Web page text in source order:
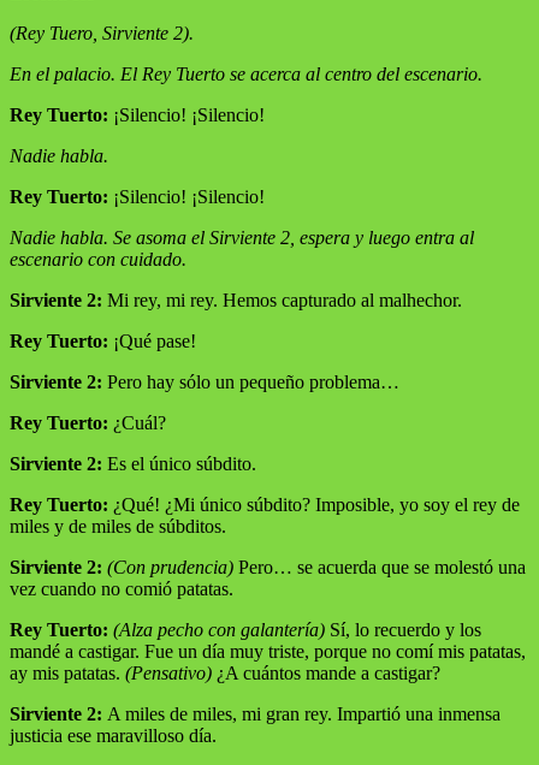
(Rey Tuero, Sirviente 2).
En el palacio. El Rey Tuerto se acerca al centro del escenario.
Rey Tuerto: ¡Silencio! ¡Silencio!
Nadie habla.
Rey Tuerto: ¡Silencio! ¡Silencio!
Nadie habla. Se asoma el Sirviente 2, espera y luego entra al
escenario con cuidado.
Sirviente 2: Mi rey, mi rey. Hemos capturado al malhechor.
Rey Tuerto: ¡Qué pase!
Sirviente 2: Pero hay sólo un pequeño problema…
Rey Tuerto: ¿Cuál?
Sirviente 2: Es el único súbdito.
Rey Tuerto: ¿Qué! ¿Mi único súbdito? Imposible, yo soy el rey de
miles y de miles de súbditos.
Sirviente 2: (Con prudencia) Pero… se acuerda que se molestó una
vez cuando no comió patatas.
Rey Tuerto: (Alza pecho con galantería) Sí, lo recuerdo y los
mandé a castigar. Fue un día muy triste, porque no comí mis patatas,
ay mis patatas. (Pensativo) ¿A cuántos mande a castigar?
Sirviente 2: A miles de miles, mi gran rey. Impartió una inmensa
justicia ese maravilloso día.